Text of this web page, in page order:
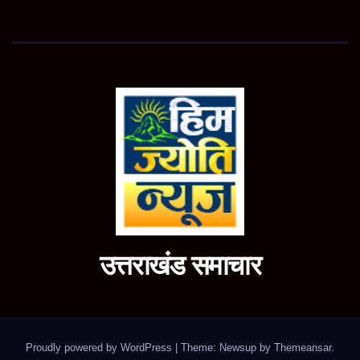
उत्तराखंड समाचार
Proudly powered by WordPress Theme: Newsup by Themeansar.